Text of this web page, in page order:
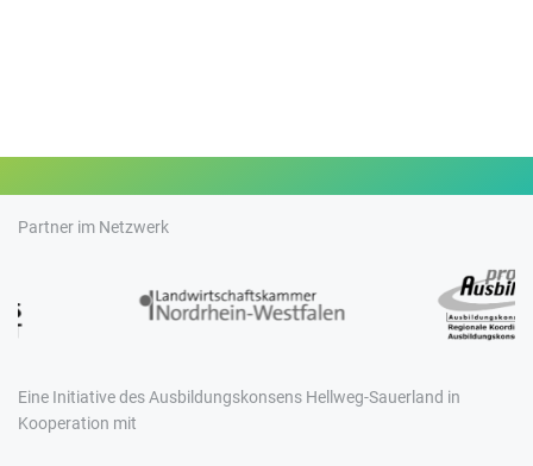
Partner im Netzwerk
Eine Initiative des Ausbildungskonsens Hellweg-Sauerland in
Kooperation mit